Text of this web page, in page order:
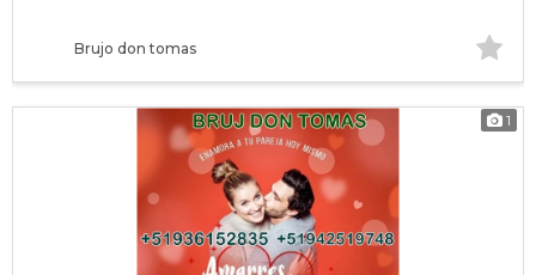
Brujo don tomas
1